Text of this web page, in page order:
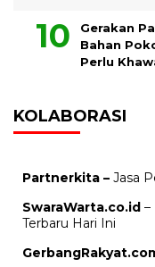
Gerakan
Bahan
Perlu
KOLABORASI
Partnerkita – Jasa
SwaraWarta.co.id –
Terbaru Hari Ini